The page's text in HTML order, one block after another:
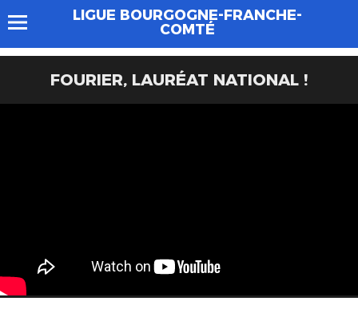
LIGUE BOURGOGNE-FRANCHE-
COMTÉ
FOURIER, LAURÉAT NATIONAL !